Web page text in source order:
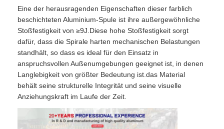
Eine der herausragenden Eigenschaften dieser farblich
beschichteten Aluminium-Spule ist ihre außergewöhnliche
Stoßfestigkeit von ≥9J.Diese hohe Stoßfestigkeit sorgt
dafür, dass die Spirale harten mechanischen Belastungen
standhält, so dass es ideal für den Einsatz in
anspruchsvollen Außenumgebungen geeignet ist, in denen
Langlebigkeit von größter Bedeutung ist.das Material
behält seine strukturelle Integrität und seine visuelle
Anziehungskraft im Laufe der Zeit.